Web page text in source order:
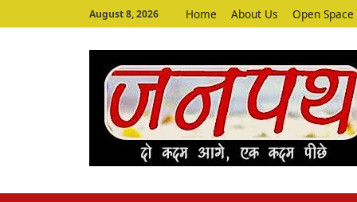
August 8, 2026 Home About Us Open Space